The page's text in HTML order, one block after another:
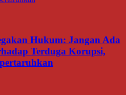
Hukum: Jangan Ada
Terduga Korupsi,